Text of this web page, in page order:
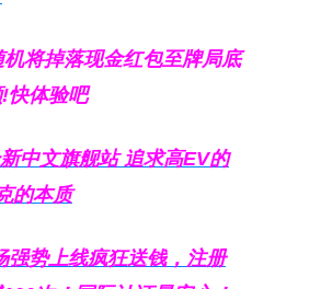
将掉落现金红包至牌局底
快体验吧
中文旗舰站追求高EV的
的本质
强势上线疯狂送钱，注册